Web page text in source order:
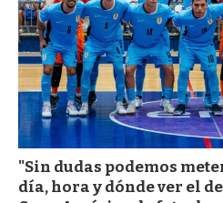
"Sin dudas podemos
día, hora y dónde ver el